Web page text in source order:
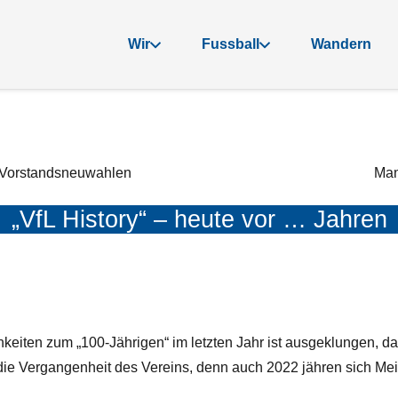
Wir Fussball Wandern
„VfL History“ – heute vor … Jahren
zum „100-Jährigen“ im letzten Jahr ist ausgeklungen,
Vergangenheit des Vereins, denn auch 2022 jähren sich